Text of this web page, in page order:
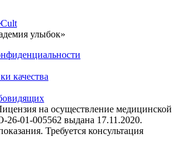
Cult
улыбок»
качества
на осуществление медицинской
26-01-005562 выдана 17.11.2020.
Требуется консультация